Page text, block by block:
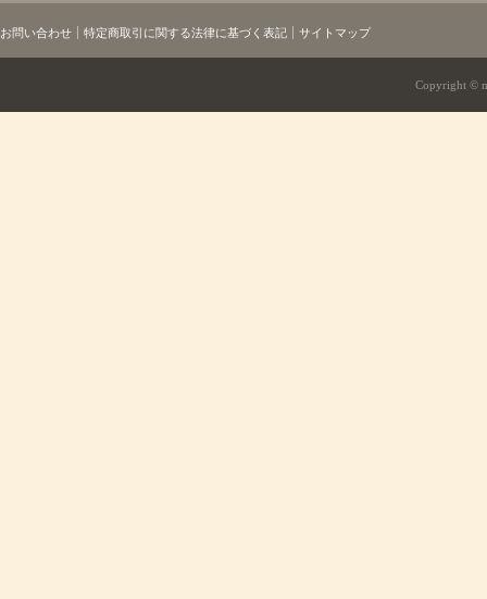
お問い合わせ 特定商取引に関する法律に基づく表記 サイトマップ
Copyright ©